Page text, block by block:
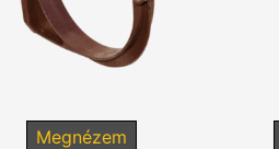
Megnézem